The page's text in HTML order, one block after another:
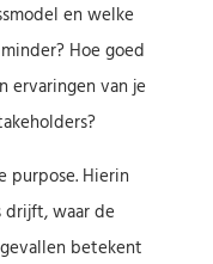
en welke
Hoe goed
ervaringen van je
purpose. Hierin
waar de
betekent